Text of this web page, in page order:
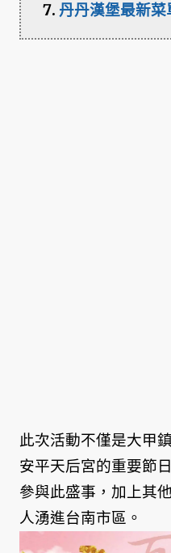
丹丹漢堡最新
此次活動不僅是大甲
安平天后宮的重要節
參與此盛事，加上其
人湧進台南市區。